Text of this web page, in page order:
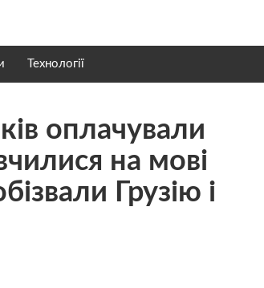
Технології
оплачували
на мові
Грузію і